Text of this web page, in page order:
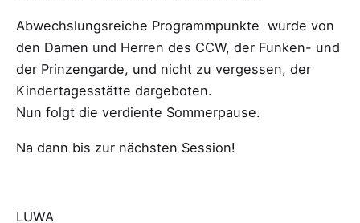
Abwechslungsreiche Programmpunkte wurde von
den Damen und Herren des CCW, der Funken- und
der Prinzengarde, und nicht zu vergessen, der
Kindertagesstätte dargeboten.
Nun folgt die verdiente Sommerpause.
Na dann bis zur nächsten Session!
LUWA